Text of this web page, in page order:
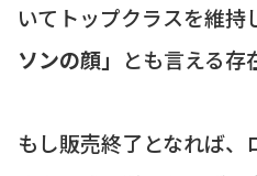
いてトップクラスを維持
ソンの顔」 とも言える存
もし販売終了となれば